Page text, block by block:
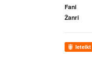
Fani
Žanri
Ieteikt